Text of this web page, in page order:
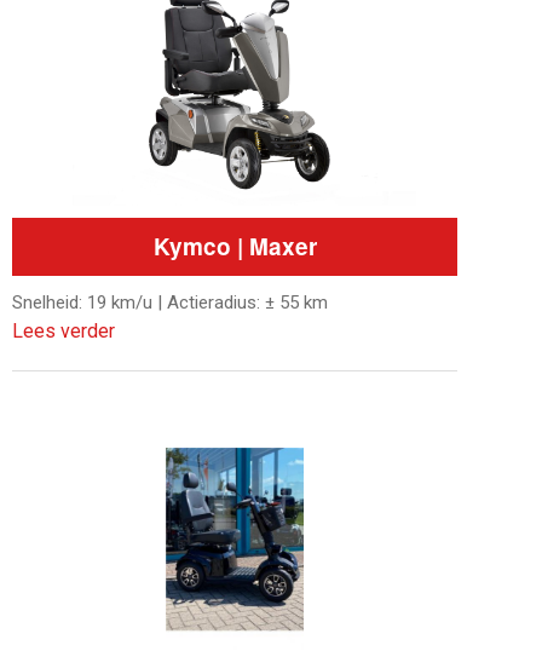
Kymco | Maxer
Snelheid: 19 km/u | Actieradius: ± 55 km
Lees verder